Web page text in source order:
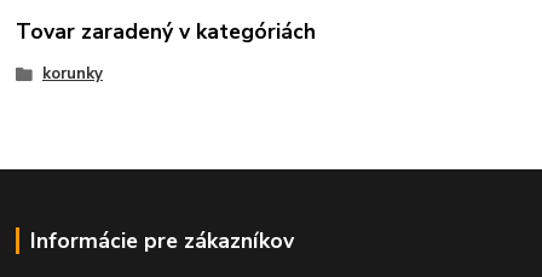
Tovar zaradený v kategóriách
korunky
Informácie pre zákazníkov